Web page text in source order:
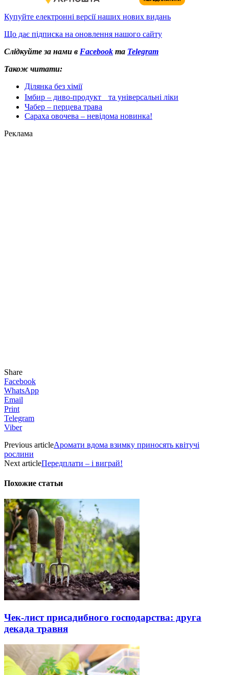
Купуйте електронні версії наших нових видань
Що дає підписка на оновлення нашого сайту
Слідкуйте за нами в Facebook та Telegram
Також читати:
Ділянка без хімії
Імбир – диво-продукт та універсальні ліки
Чабер – перцева трава
Сараха овочева – невідома новинка!
Реклама
Share
Facebook
WhatsApp
Email
Print
Telegram
Viber
Previous articleАромати вдома взимку приносять квітучі
рослини
Next articleПередплати – і виграй!
Похожие статьи
Чек-лист присадибного господарства: друга
декада травня